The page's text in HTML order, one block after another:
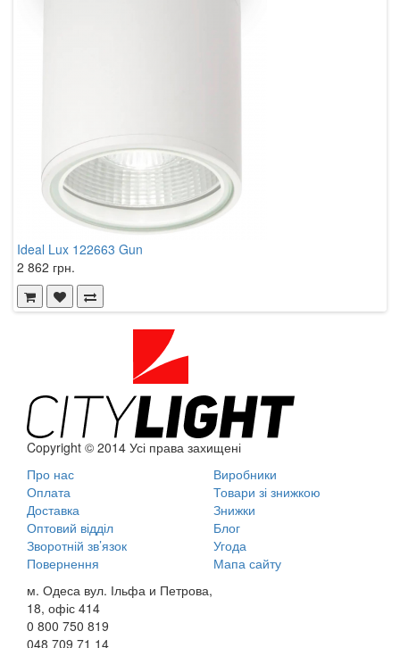
Ideal Lux 122663 Gun
2 862 грн.
Copyright © 2014 Усі права захищені
Про нас
Оплата
Доставка
Оптовий відділ
Зворотній зв’язок
Повернення
Виробники
Товари зі знижкою
Знижки
Блог
Угода
Мапа сайту
м. Одеса вул. Ільфа и Петрова,
18, офіс 414
0 800 750 819
048 709 71 14